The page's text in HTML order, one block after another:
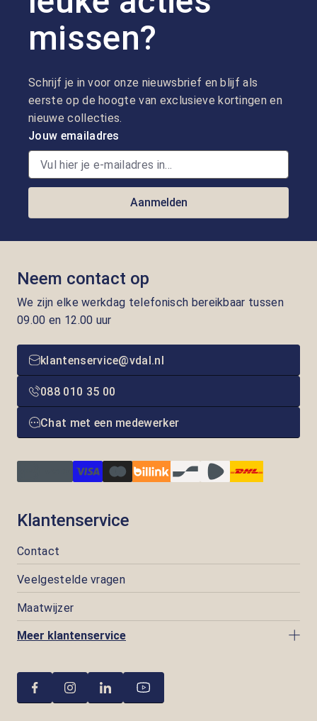
missen?
Schrijf je in voor onze nieuwsbrief en blijf als
eerste op de hoogte van exclusieve kortingen en
nieuwe collecties.
Jouw emailadres
Aanmelden
Neem contact op
We zijn elke werkdag telefonisch bereikbaar tussen
09.00 en 12.00 uur
klantenservice@vdal.nl
088 010 35 00
Chat met een medewerker
Klantenservice
Contact
Veelgestelde vragen
Maatwijzer
Meer klantenservice